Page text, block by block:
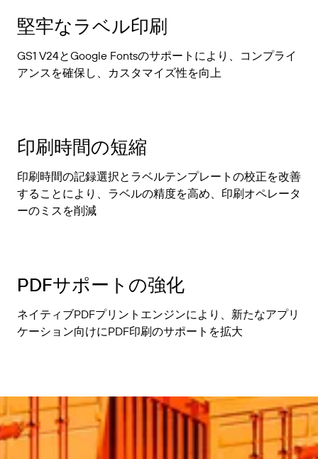
堅牢なラベル印刷
GS1 V24とGoogle Fontsのサポートにより、コンプライ
アンスを確保し、カスタマイズ性を向上
印刷時間の短縮
印刷時間の記録選択とラベルテンプレートの校正を改善
することにより、ラベルの精度を高め、印刷オペレータ
ーのミスを削減
PDFサポートの強化
ネイティブPDFプリントエンジンにより、新たなアプリ
ケーション向けにPDF印刷のサポートを拡大